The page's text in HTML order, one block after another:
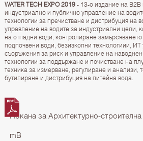
WATER TECH EXPO 2019- 13-о издание на B2B
индустриално и публично управление на
тexнологии за пречистване и дистрибуция на
управление на водите за индустриални цели,
на отпадни води, контролиране
подпочвени води, безизкопни технологиии, ИТ
съоръжения за риск и управление на
технологии за поддържане и почистване на
техника за измерване, регулиране и анализи,
бутилиране и дистрибуция на питейна вода.
Покана за Архитектурно-
mB